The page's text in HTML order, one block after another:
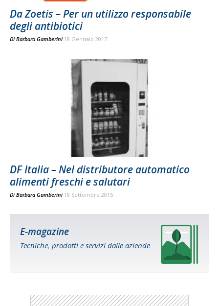
Da Zoetis – Per un utilizzo responsabile
degli antibiotici
Di Barbara Gamberini 18 Gennaio 2017
DF Italia – Nel distributore automatico
alimenti freschi e salutari
Di Barbara Gamberini 18 Settembre 2015
E-magazine
Tecniche, prodotti e servizi dalle aziende